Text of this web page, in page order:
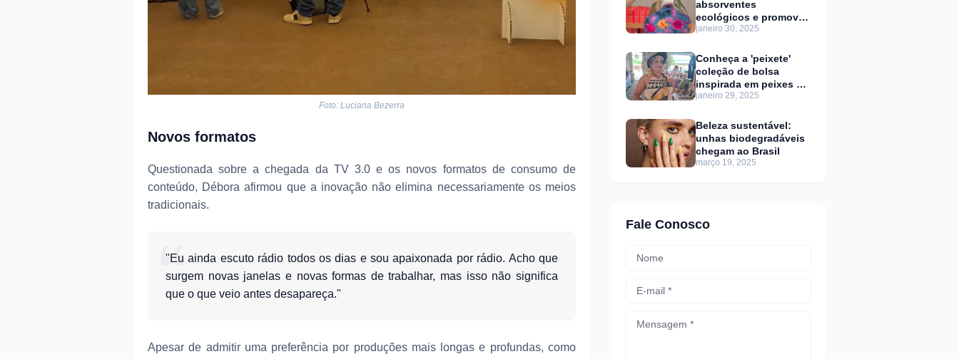
Foto: Luciana Bezerra
Novos formatos
Questionada sobre a chegada da TV 3.0 e os novos formatos de consumo de
conteúdo, Débora afirmou que a inovação não elimina necessariamente os meios
tradicionais.
"Eu ainda escuto rádio todos os dias e sou apaixonada por rádio. Acho que
surgem novas janelas e novas formas de trabalhar, mas isso não significa
que o que veio antes desapareça."
Apesar de admitir uma preferência por produções mais longas e profundas, como
absorventes
ecológicos e promove
educação menstrual
janeiro 30, 2025
Conheça a 'peixete'
coleção de bolsa
inspirada em peixes da
Amazônia
janeiro 29, 2025
Beleza sustentável:
unhas biodegradáveis
chegam ao Brasil
março 19, 2025
Fale Conosco